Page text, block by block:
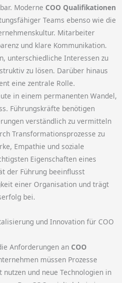
Moderne COO Qualifikationen
Teams ebenso wie die
Mitarbeiter
und klare Kommunikation.
unterschiedliche Interessen zu
zu lösen. Darüber hinaus
eine zentrale Rolle.
in einem permanenten Wandel,
Führungskräfte benötigen
verständlich zu vermitteln
Transformationsprozesse zu
Empathie und soziale
Eigenschaften eines
der Führung beeinflusst
einer Organisation und trägt
bei.
und Innovation für COO
Anforderungen an COO
müssen Prozesse
und neue Technologien in